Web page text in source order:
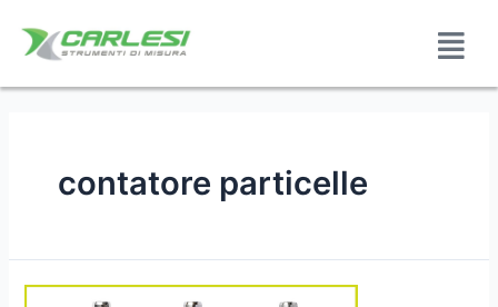
contatore particelle